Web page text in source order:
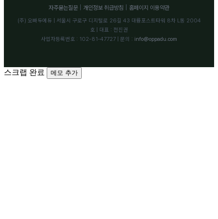
자주묻는질문
개인정보 취급방침 홈페이지 이용약관
(주) 오빠두에듀 | 서울시 구로구 디지털로 26길 43 대륭포스트타워 8차 L동 2004
호 | 대표 : 전진권
사업자등록번호 : 102-81-47727 | 문의 : info@oppadu.com
스크랩 완료 메모 추가